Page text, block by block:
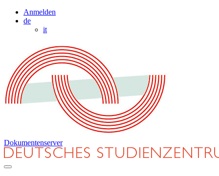
Anmelden
de
it
Dokumentenserver